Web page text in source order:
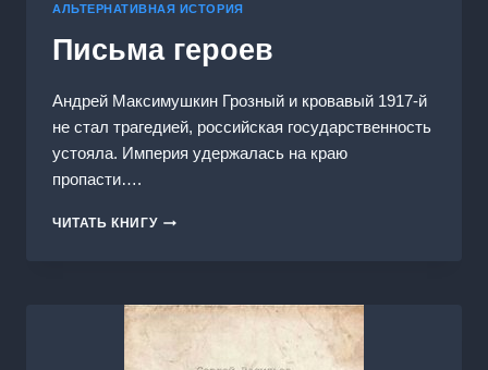
АЛЬТЕРНАТИВНАЯ ИСТОРИЯ
Письма героев
Андрей Максимушкин Грозный и кровавый 1917-й
не стал трагедией, российская государственность
устояла. Империя удержалась на краю
пропасти….
ЧИТАТЬ КНИГУПИСЬМА